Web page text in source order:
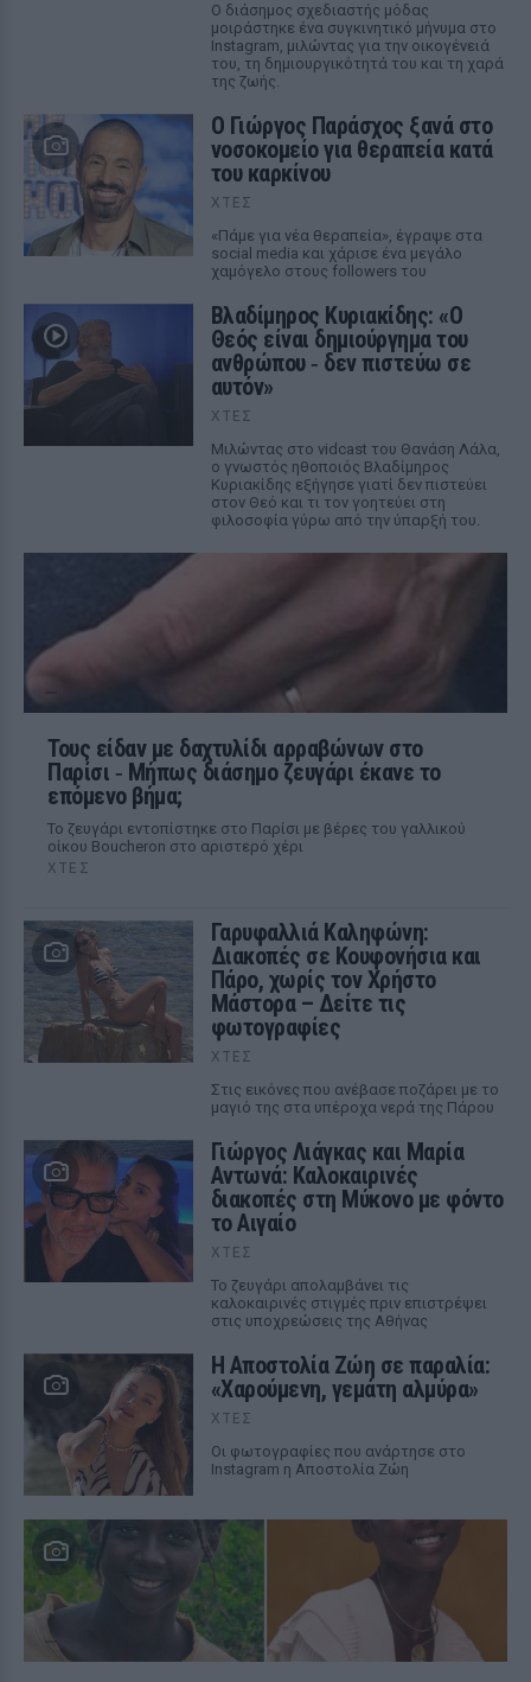
Ο διάσημος σχεδιαστής μόδας
μοιράστηκε ένα συγκινητικό μήνυμα στο
Instagram, μιλώντας για την οικογένειά
του, τη δημιουργικότητά του και τη χαρά
της ζωής.
O Γιώργος Παράσχος ξανά στο
νοσοκομείο για θεραπεία κατά
του καρκίνου
ΧΤΕΣ
«Πάμε για νέα θεραπεία», έγραψε στα
social media και χάρισε ένα μεγάλο
χαμόγελο στους followers του
Βλαδίμηρος Κυριακίδης: «Ο
Θεός είναι δημιούργημα του
ανθρώπου ‑ δεν πιστεύω σε
αυτόν»
ΧΤΕΣ
Μιλώντας στο vidcast του Θανάση Λάλα,
ο γνωστός ηθοποιός Βλαδίμηρος
Κυριακίδης εξήγησε γιατί δεν πιστεύει
στον Θεό και τι τον γοητεύει στη
φιλοσοφία γύρω από την ύπαρξή του.
Τους είδαν με δαχτυλίδι αρραβώνων στο
Παρίσι ‑ Μήπως διάσημο ζευγάρι έκανε το
επόμενο βήμα;
Το ζευγάρι εντοπίστηκε στο Παρίσι με βέρες του γαλλικού
οίκου Boucheron στο αριστερό χέρι
ΧΤΕΣ
Γαρυφαλλιά Καληφώνη:
Διακοπές σε Κουφονήσια και
Πάρο, χωρίς τον Χρήστο
Μάστορα – Δείτε τις
φωτογραφίες
ΧΤΕΣ
Στις εικόνες που ανέβασε ποζάρει με το
μαγιό της στα υπέροχα νερά της Πάρου
Γιώργος Λιάγκας και Μαρία
Αντωνά: Καλοκαιρινές
διακοπές στη Μύκονο με φόντο
το Αιγαίο
ΧΤΕΣ
Το ζευγάρι απολαμβάνει τις
καλοκαιρινές στιγμές πριν επιστρέψει
στις υποχρεώσεις της Αθήνας
Η Αποστολία Ζώη σε παραλία:
«Χαρούμενη, γεμάτη αλμύρα»
ΧΤΕΣ
Οι φωτογραφίες που ανάρτησε στο
Instagram η Αποστολία Ζώη